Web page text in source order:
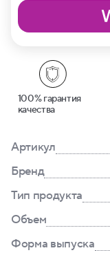
100% гарантия
качества
Артикул
Бренд
Тип продукта
Объем
Форма выпуска